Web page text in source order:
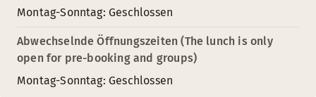
Montag-Sonntag: Geschlossen
Abwechselnde Öffnungszeiten (The lunch is only
open for pre-booking and groups)
Montag-Sonntag: Geschlossen